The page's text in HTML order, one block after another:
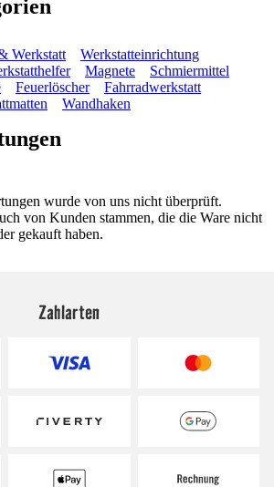
Werkstatt
Werkstatteinrichtung
Magnete
Schmiermittel
Feuerlöscher
Fahrradwerkstatt
Wandhaken
wurde von uns nicht überprüft.
von Kunden stammen, die die Ware nicht
gekauft haben.
Zahlarten